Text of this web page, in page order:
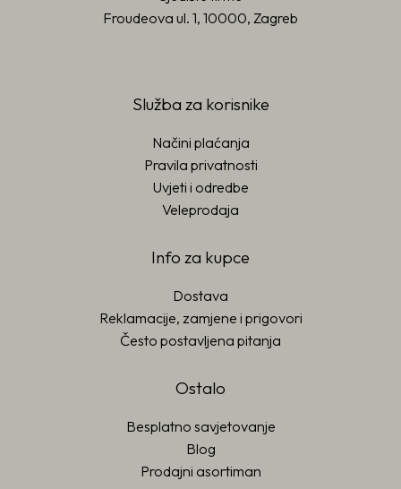
Froudeova ul. 1, 10000, Zagreb
Služba za korisnike
Načini plaćanja
Pravila privatnosti
Uvjeti i odredbe
Veleprodaja
Info za kupce
Dostava
Reklamacije, zamjene i prigovori
Često postavljena pitanja
Ostalo
Besplatno savjetovanje
Blog
Prodajni asortiman